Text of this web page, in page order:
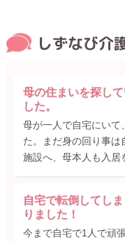
しずなび介
母の住まいを探し
した。
母が一人で自宅にいて
た。まだ身の回り事
施設へ、母本人も入居
自宅で転倒してし
りました！
今まで自宅で1人で頑